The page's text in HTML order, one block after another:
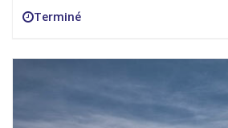
Terminé